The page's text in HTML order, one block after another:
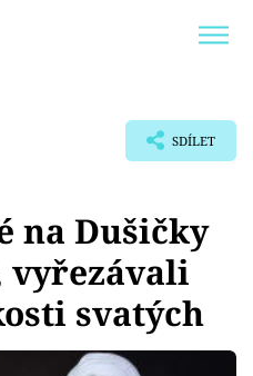
SDÍLET
na Dušičky
vyřezávali
svatých